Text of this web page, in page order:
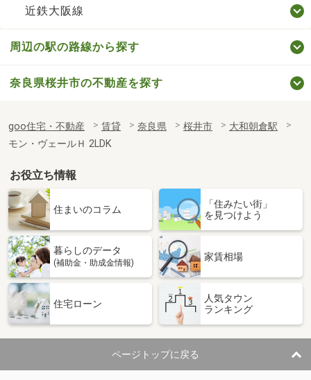
近鉄大阪線
周辺の駅の路線から探す
奈良県桜井市の不動産を探す
goo住宅・不動産 賃貸 奈良県 桜井市
大和朝倉駅
モン・ヴェールＨ 2LDK
お役立ち情報
住まいのコラム
「住みたい街」
を見つけよう
暮らしのデータ
(補助金・助成金情報)
家賃相場
住宅ローン
人気タウン
ランキング
ページトップに戻る